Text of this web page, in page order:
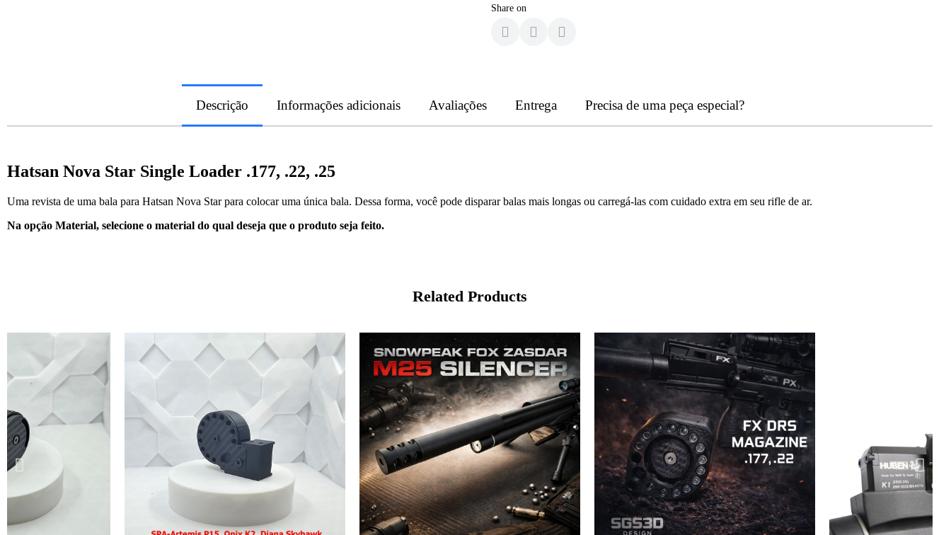
Share on
Descrição Informações adicionais Avaliações Entrega Precisa de uma peça especial?
Hatsan Nova Star Single Loader .177, .22, .25
Uma revista de uma bala para Hatsan Nova Star para colocar uma única bala. Dessa forma, você pode disparar balas mais longas ou carregá-las com cuidado extra em seu rifle de ar.
Na opção Material, selecione o material do qual deseja que o produto seja feito.
Related Products